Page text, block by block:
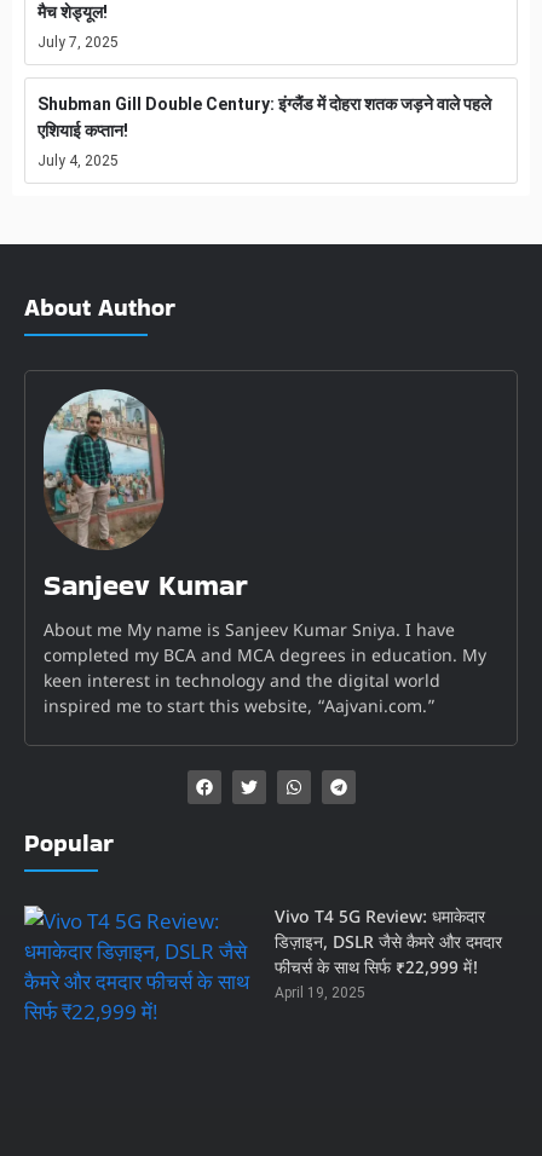
मैच शेड्यूल!
July 7, 2025
Shubman Gill Double Century: इंग्लैंड में दोहरा शतक जड़ने वाले पहले
एशियाई कप्तान!
July 4, 2025
About Author
Sanjeev Kumar
About me My name is Sanjeev Kumar Sniya. I have
completed my BCA and MCA degrees in education. My
keen interest in technology and the digital world
inspired me to start this website, “Aajvani.com.”
Popular
Vivo T4 5G Review: धमाकेदार
डिज़ाइन, DSLR जैसे कैमरे और दमदार
फीचर्स के साथ सिर्फ ₹22,999 में!
April 19, 2025